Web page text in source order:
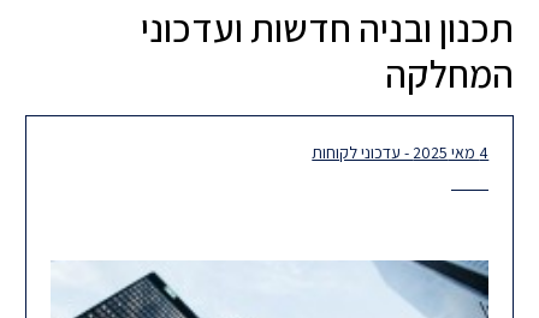
תכנון ובניה חדשות ועדכוני
המחלקה
4 מאי 2025 - עדכוני לקוחות